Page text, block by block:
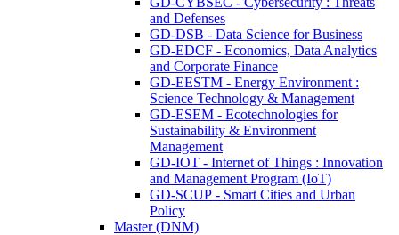
and Defenses
GD-DSB - Data Science for Business
GD-EDCF - Economics, Data Analytics
and Corporate Finance
GD-EESTM - Energy Environment :
Science Technology & Management
GD-ESEM - Ecotechnologies for
Sustainability & Environment
Management
GD-IOT - Internet of Things : Innovation
and Management Program (IoT)
GD-SCUP - Smart Cities and Urban
Policy
Master (DNM)